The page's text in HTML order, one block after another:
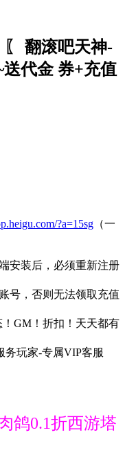
〖 翻滚吧天神-
送代金 券+充值
?a=15sg （一
装后，必须重新注册
，否则无法领取充值
GM！折扣！天天都有
玩家-专属VIP客服
鸽0.1折西游塔